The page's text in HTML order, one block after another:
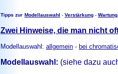
Tipps zur Modellauswahl - Verstärkung -
Zwei Hinweise, die man nicht
Modellauswahl: allgemein - bei
Modellauswahl: (siehe dazu